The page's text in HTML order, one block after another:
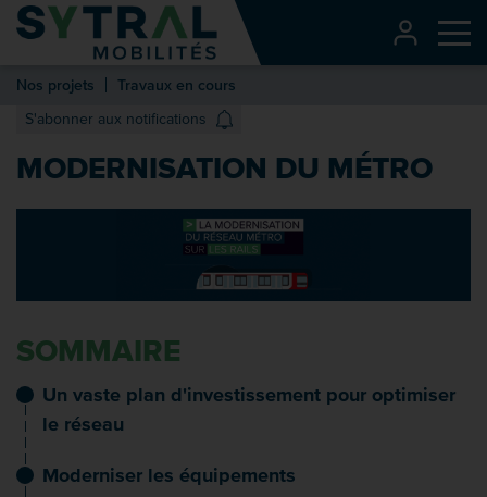
Contenu
Entête de page
Pied de page
Nos projets
Travaux en cours
S'abonner aux notifications
MODERNISATION DU MÉTRO
SOMMAIRE
Un vaste plan d'investissement pour optimiser
le réseau
Moderniser les équipements